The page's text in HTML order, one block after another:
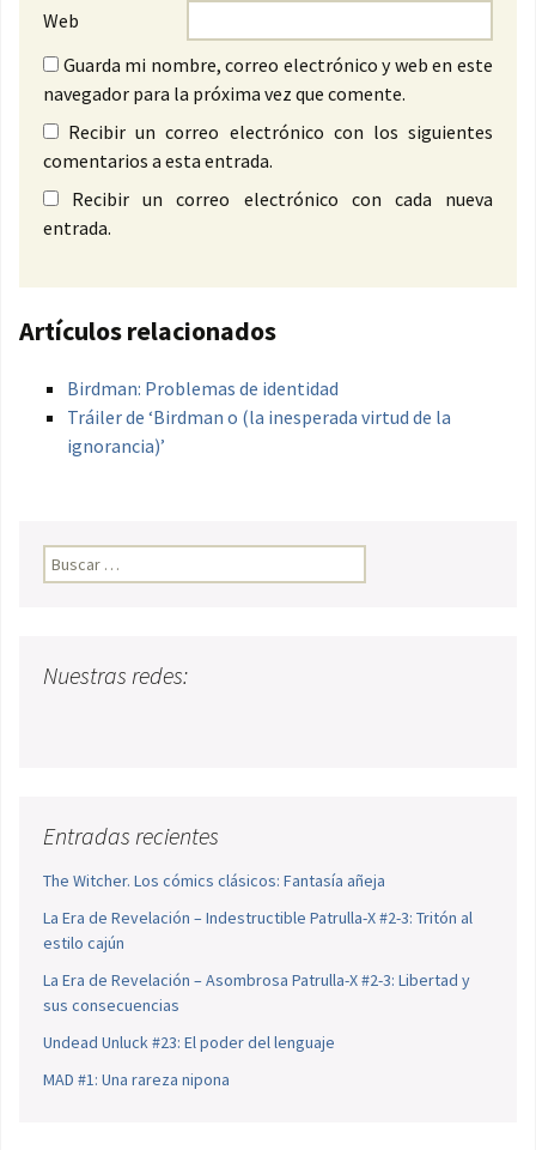
Web
Guarda mi nombre, correo electrónico y web en este
navegador para la próxima vez que comente.
Recibir un correo electrónico con los siguientes
comentarios a esta entrada.
Recibir un correo electrónico con cada nueva
entrada.
Artículos relacionados
Birdman: Problemas de identidad
Tráiler de ‘Birdman o (la inesperada virtud de la
ignorancia)’
Buscar:
Nuestras redes:
Entradas recientes
The Witcher. Los cómics clásicos: Fantasía añeja
La Era de Revelación – Indestructible Patrulla-X #2-3: Tritón al
estilo cajún
La Era de Revelación – Asombrosa Patrulla-X #2-3: Libertad y
sus consecuencias
Undead Unluck #23: El poder del lenguaje
MAD #1: Una rareza nipona